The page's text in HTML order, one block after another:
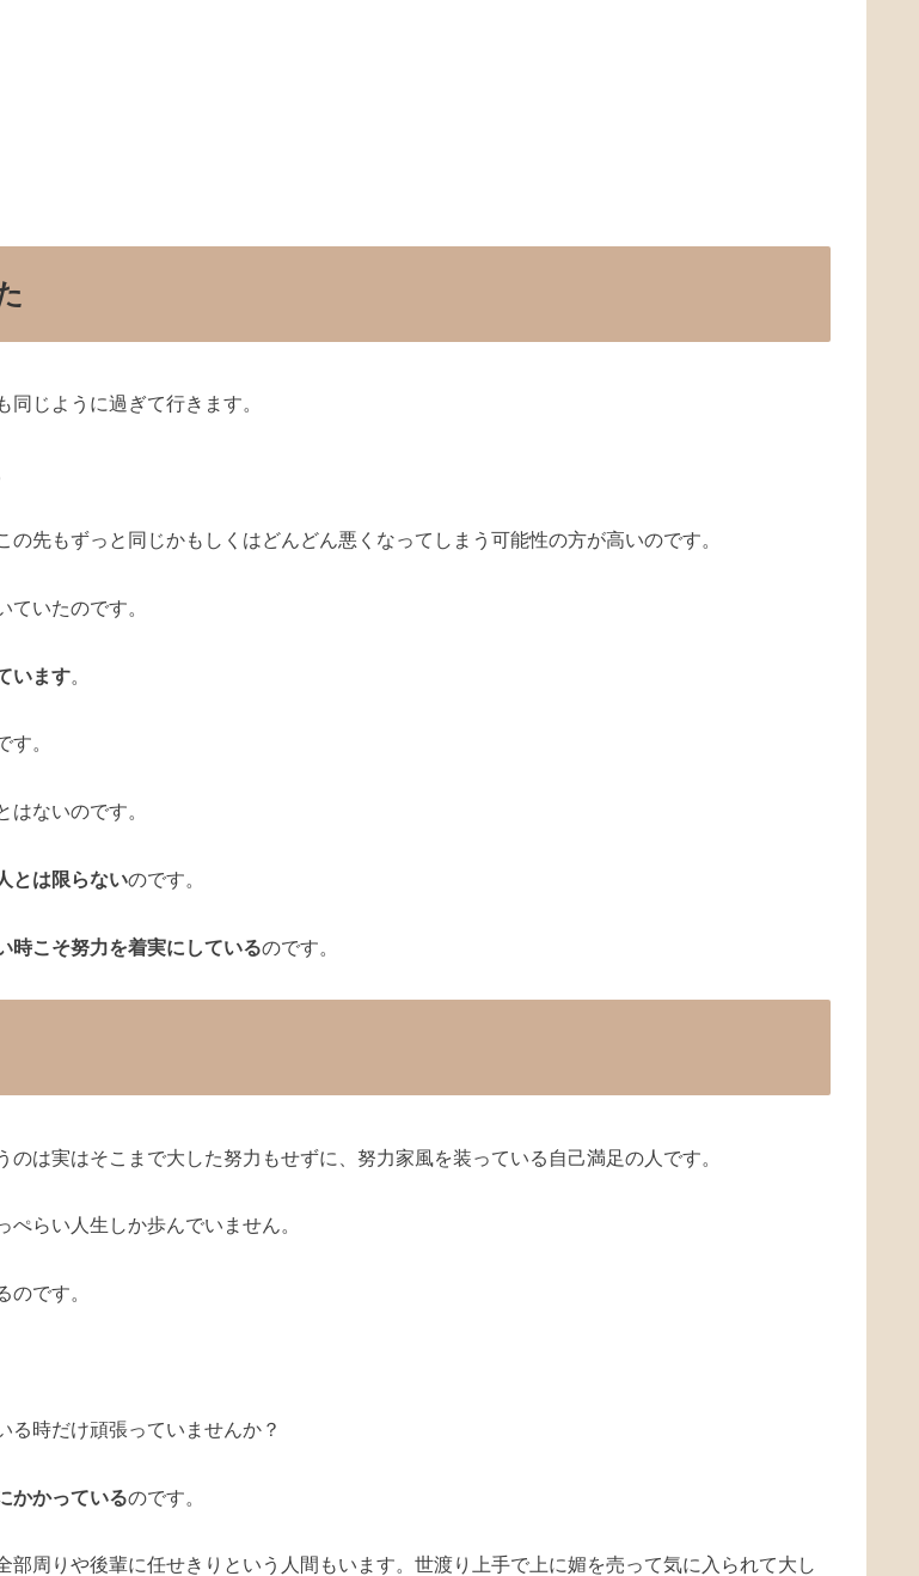
じように過ぎて行きます。
先もずっと同じかもしくはどんどん悪くなってしまう可能性の方が高いのです。
いたのです。
います。
。
ないのです。
とは限らないのです。
時こそ努力を着実にしているのです。
は実はそこまで大した努力もせずに、努力家風を装っている自己満足の人です。
らい人生しか歩んでいません。
です。
る時だけ頑張っていませんか？
かかっているのです。
周りや後輩に任せきりという人間もいます。世渡り上手で上に媚を売って気に入られて大し